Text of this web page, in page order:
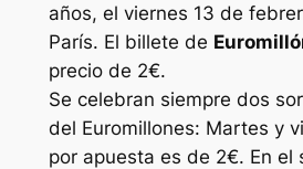
años, el viernes 13 de
París. El billete de
precio de 2€.
Se celebran siempre dos
del Euromillones: Martes y
por apuesta es de 2€. En el